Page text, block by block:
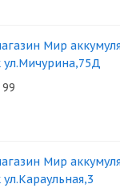
Мир
ул.Мичурина,75Д
Мир